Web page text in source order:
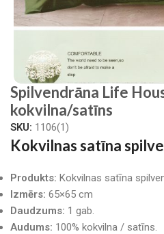
Spilvendrāna Life
kokvilna/satīns
SKU: 1106(1)
Kokvilnas satīna
Produkts: Kokvilnas satīna
Izmērs: 65×65 cm
Daudzums: 1 gab.
Audums: 100% kokvilna / satīns.